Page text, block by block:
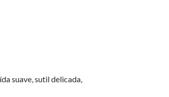
suave, sutil delicada,